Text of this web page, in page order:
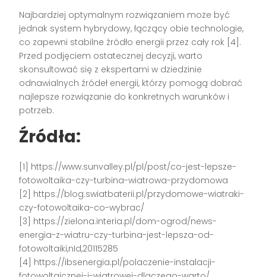
Najbardziej optymalnym rozwiązaniem może być
jednak system hybrydowy, łączący obie technologie,
co zapewni stabilne źródło energii przez cały rok [4].
Przed podjęciem ostatecznej decyzji, warto
skonsultować się z ekspertami w dziedzinie
odnawialnych źródeł energii, którzy pomogą dobrać
najlepsze rozwiązanie do konkretnych warunków i
potrzeb.
Źródła:
[1] https://www.sunvalley.pl/pl/post/co-jest-lepsze-
fotowoltaika-czy-turbina-wiatrowa-przydomowa
[2] https://blog.swiatbaterii.pl/przydomowe-wiatraki-
czy-fotowoltaika-co-wybrac/
[3] https://zielona.interia.pl/dom-ogrod/news-
energia-z-wiatru-czy-turbina-jest-lepsza-od-
fotowoltaiki,nId,20115285
[4] https://ibsenergia.pl/polaczenie-instalacji-